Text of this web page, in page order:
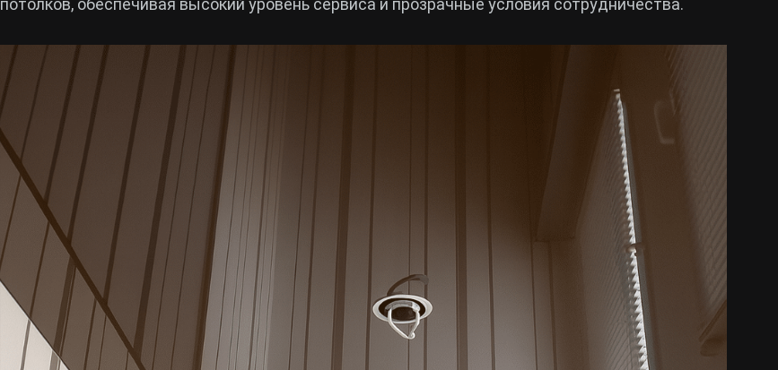
потолков, обеспечивая высокий уровень сервиса и прозрачные условия сотрудничества.